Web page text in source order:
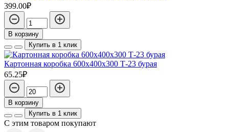
399.00₽
В корзину
Купить в 1 клик
Картонная коробка 600х400х300 Т-23 бурая
65.25₽
В корзину
Купить в 1 клик
С этим товаром покупают